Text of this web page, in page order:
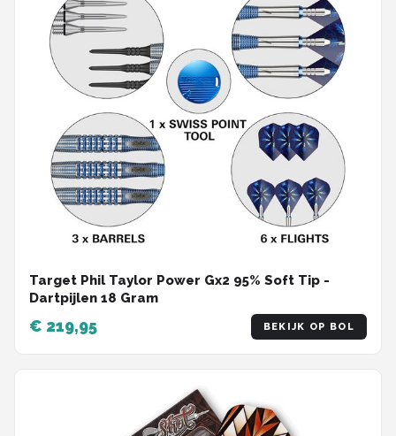
Target Phil Taylor Power Gx2 95% Soft Tip -
Dartpijlen 18 Gram
€ 219,95 BEKIJK OP BOL